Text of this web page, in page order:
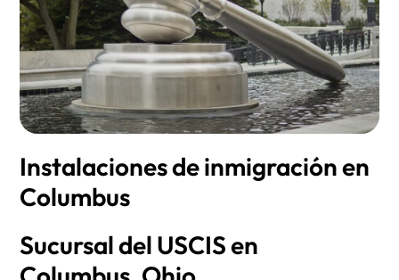
Instalaciones de inmigración en
Columbus
Sucursal del USCIS en